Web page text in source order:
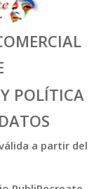
POLÍTICA
a partir del